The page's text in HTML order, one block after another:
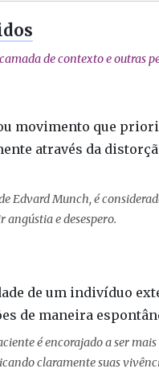
de contexto e outras
movimento que
através da
Edvard Munch, é
e desespero.
de um indivíduo
de maneira
é encorajado a ser
claramente suas